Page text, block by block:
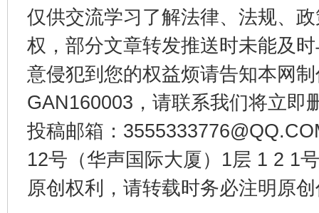
仅供交流学习了解法律、法规、
权，部分文章转发推送时未能及
意侵犯到您的权益烦请告知本网
GAN160003，请联系我们将立即
投稿邮箱：
12号（华声国际大厦）1层 1 2 1
原创权利，请转载时务必注明原
千年窑火 生生不息 一